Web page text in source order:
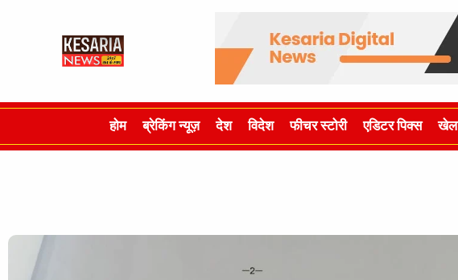
होम ब्रेकिंग न्यूज़ देश विदेश फीचर स्टोरी एडिटर पिक्स खेल